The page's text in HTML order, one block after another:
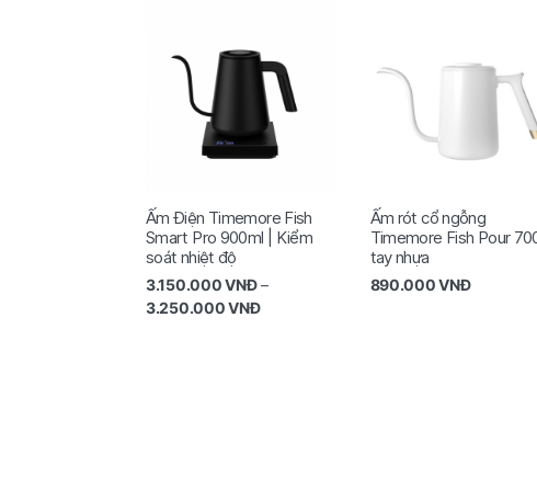
Ấm Điện Timemore Fish
Smart Pro 900ml | Kiểm
soát nhiệt độ
3.150.000VNĐ–
3.250.000VNĐ
Ấm rót cổ ngỗng
Timemore Fish Pour
tay nhựa
890.000VNĐ